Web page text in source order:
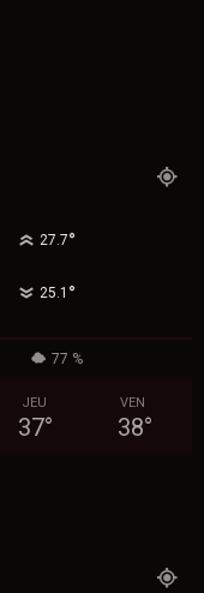
27.7°
25.1 °
77 %
JEU
37°
VEN
38°